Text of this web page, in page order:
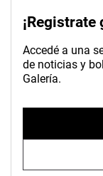
Accedé a una
de noticias y
Galería.